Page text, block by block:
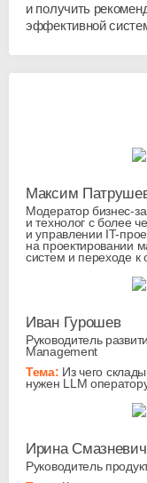
и получить
эффективной
Максим
Модератор бизнес-
и технолог с более
и управлении IT-
на проектировании
систем и переходе к
Иван Гурошев
Руководитель
Management
Тема: Из чего
нужен LLM
Ирина Смазневич
Руководитель